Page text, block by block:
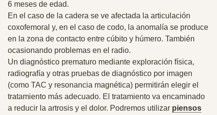
6 meses de edad.
En el caso de la cadera se ve afectada la articulación
coxofemoral y, en el caso de codo, la anomalía se produce
en la zona de contacto entre cúbito y húmero. También
ocasionando problemas en el radio.
Un diagnóstico prematuro mediante exploración física,
radiografía y otras pruebas de diagnóstico por imagen
(como TAC y resonancia magnética) permitirán elegir el
tratamiento más adecuado. El tratamiento va encaminado
a reducir la artrosis y el dolor. Podremos utilizar piensos